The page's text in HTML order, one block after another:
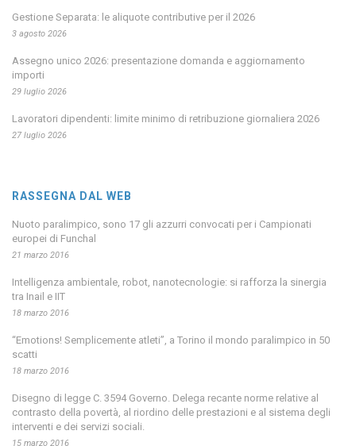
Gestione Separata: le aliquote contributive per il 2026
3 agosto 2026
Assegno unico 2026: presentazione domanda e aggiornamento
importi
29 luglio 2026
Lavoratori dipendenti: limite minimo di retribuzione giornaliera 2026
27 luglio 2026
RASSEGNA DAL WEB
Nuoto paralimpico, sono 17 gli azzurri convocati per i Campionati
europei di Funchal
21 marzo 2016
Intelligenza ambientale, robot, nanotecnologie: si rafforza la sinergia
tra Inail e IIT
18 marzo 2016
“Emotions! Semplicemente atleti”, a Torino il mondo paralimpico in 50
scatti
18 marzo 2016
Disegno di legge C. 3594 Governo. Delega recante norme relative al
contrasto della povertà, al riordino delle prestazioni e al sistema degli
interventi e dei servizi sociali.
15 marzo 2016